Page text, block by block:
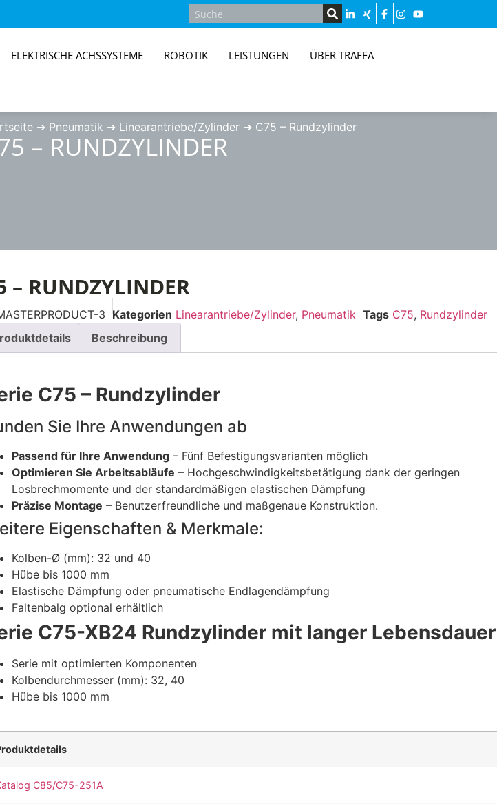
ELEKTRISCHE ACHSSYSTEME ROBOTIK LEISTUNGEN ÜBER TRAFFA
➔ Pneumatik ➔ Linearantriebe/Zylinder➔ C75 – Rundzylinder
– RUNDZYLINDER
– RUNDZYLINDER
3 Kategorien Linearantriebe/Zylinder, Pneumatik Tags C75, Rundzylinder
Beschreibung
C75 – Rundzylinder
Sie Ihre Anwendungen ab
Passend für Ihre Anwendung – Fünf Befestigungsvarianten möglich
Optimieren Sie Arbeitsabläufe – Hochgeschwindigkeitsbetätigung dank der geringen
Losbrechmomente und der standardmäßigen elastischen Dämpfung
Präzise Montage – Benutzerfreundliche und maßgenaue Konstruktion.
Eigenschaften & Merkmale:
Kolben-Ø (mm): 32 und 40
Hübe bis 1000 mm
Elastische Dämpfung oder pneumatische Endlagendämpfung
Faltenbalg optional erhältlich
C75-XB24 Rundzylinder mit langer Lebensdauer
Serie mit optimierten Komponenten
Kolbendurchmesser (mm): 32, 40
Hübe bis 1000 mm
C85/C75-251A